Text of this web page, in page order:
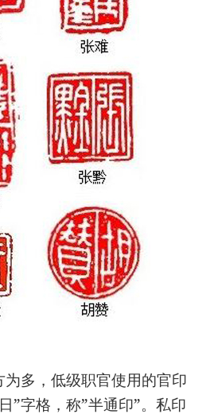
多，低级职官使用的官印
”字格，称”半通印”。私印